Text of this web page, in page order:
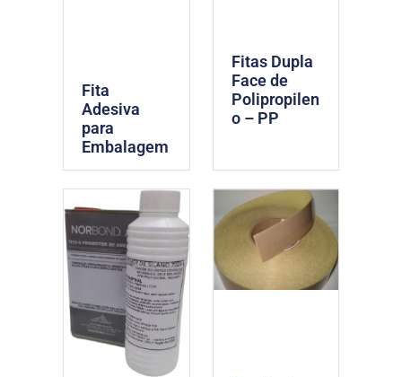
Fita
Adesiva
para
Embalagem
Fitas Dupla
Face de
Polipropilen
o – PP